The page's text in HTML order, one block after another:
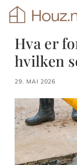
Hopp
Hva er
hvilken
29. MAI 2026